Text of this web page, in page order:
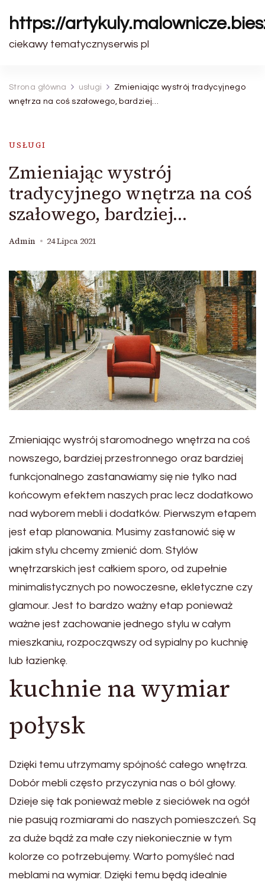
https://
ciekawy tematycznyserwis pl
Strona główna usługi
Zmieniając wystrój tradycyjnego
wnętrza na coś szałowego, bardziej…
USŁUGI
Zmieniając wystrój
tradycyjnego wnętrza na coś
szałowego, bardziej…
Admin 24 Lipca 2021
Zmieniając wystrój staromodnego wnętrza na coś
nowszego, bardziej przestronnego oraz bardziej
funkcjonalnego zastanawiamy się nie tylko nad
końcowym efektem naszych prac lecz dodatkowo
nad wyborem mebli i dodatków. Pierwszym etapem
jest etap planowania. Musimy zastanowić się w
jakim stylu chcemy zmienić dom. Stylów
wnętrzarskich jest całkiem sporo, od zupełnie
minimalistycznych po nowoczesne, ekletyczne czy
glamour. Jest to bardzo ważny etap ponieważ
ważne jest zachowanie jednego stylu w całym
mieszkaniu, rozpocząwszy od sypialny po kuchnię
lub łazienkę.
kuchnie na wymiar
połysk
Dzięki temu utrzymamy spójność całego wnętrza.
Dobór mebli często przyczynia nas o ból głowy.
Dzieje się tak ponieważ meble z sieciówek na ogół
nie pasują rozmiarami do naszych pomieszczeń. Są
za duże bądź za małe czy niekoniecznie w tym
kolorze co potrzebujemy. Warto pomyśleć nad
meblami na wymiar. Dzięki temu będą idealnie